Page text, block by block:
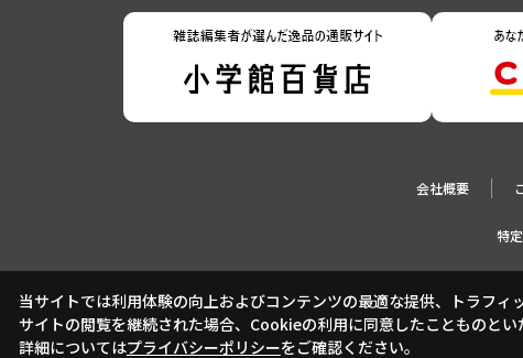
会社概要
特
当サイトでは利用体験の向上およびコンテンツの最適な提供、トラフ
サイトの閲覧を継続された場合、Cookieの利用に同意したことものとい
詳細についてはプライバシーポリシーをご確認ください。